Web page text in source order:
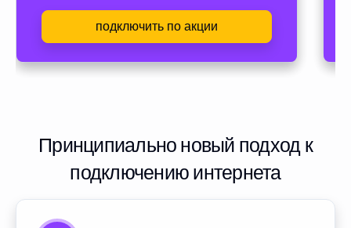
подключить по акции
Принципиально новый подход к
подключению интернета